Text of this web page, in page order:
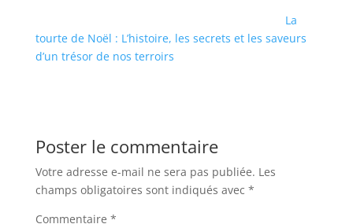
La
tourte de Noël : L’histoire, les secrets et les saveurs
d’un trésor de nos terroirs
Poster le commentaire
Votre adresse e-mail ne sera pas publiée. Les
champs obligatoires sont indiqués avec *
Commentaire *